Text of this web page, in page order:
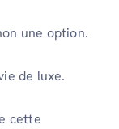
une option.
de luxe.
cette